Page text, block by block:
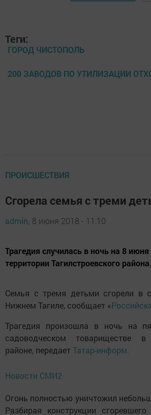
Теги:
ГОРОД ЧИСТОПОЛЬ
200 ЗАВОДОВ ПО УТИЛИЗАЦИИ
ПРОИСШЕСТВИЯ
Сгорела семья с треми
admin, 8 июня 2018 - 11:10
Трагедия случилась в ночь на 8
территории Тагилстроевского района.
Семья с тремя детьми сгорели в
Нижнем Тагиле, сообщает «
Трагедия произошла в ночь на
садоводческом товариществе в
районе, передаетТатар-информ.
Новости СМИ2
Огонь полностью уничтожил
Разбирая конструкции